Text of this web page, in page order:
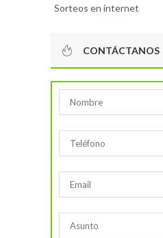
Sorteos en internet
CONTÁCTANOS